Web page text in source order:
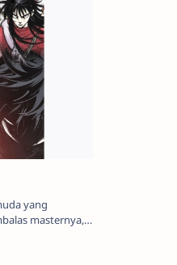
masternya,
kuat sekali
buahn…